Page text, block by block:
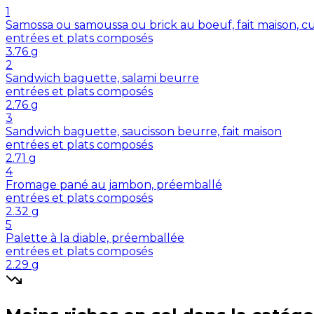
1
Samossa ou samoussa ou brick au boeuf, fait maison,
entrées et plats composés
3.76 g
2
Sandwich baguette, salami beurre
entrées et plats composés
2.76 g
3
Sandwich baguette, saucisson beurre, fait maison
entrées et plats composés
2.71 g
4
Fromage pané au jambon, préemballé
entrées et plats composés
2.32 g
5
Palette à la diable, préemballée
entrées et plats composés
2.29 g